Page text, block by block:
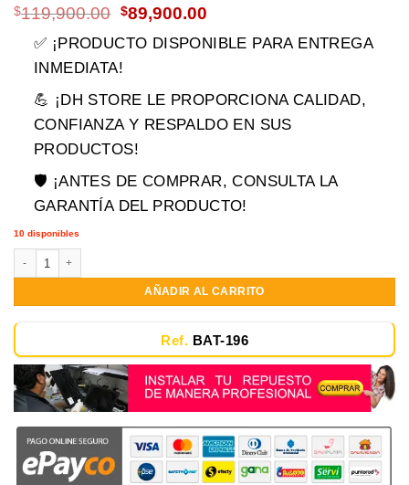
$119,900.00 El
original
era:
$89,900.00El
actual
✅ ¡PRODUCTO DISPONIBLE PARA ENTREGA
INMEDIATA!
💪 ¡DH STORE LE PROPORCIONA CALIDAD,
CONFIANZA Y RESPALDO EN SUS
PRODUCTOS!
🛡️ ¡ANTES DE COMPRAR, CONSULTA LA
GARANTÍA DEL PRODUCTO!
10 disponibles
AÑADIR AL CARRITO
Ref. BAT-196